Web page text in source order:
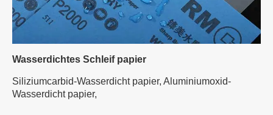
Wasserdichtes Schleif papier
Siliziumcarbid-Wasserdicht papier, Aluminiumoxid-
Wasserdicht papier,